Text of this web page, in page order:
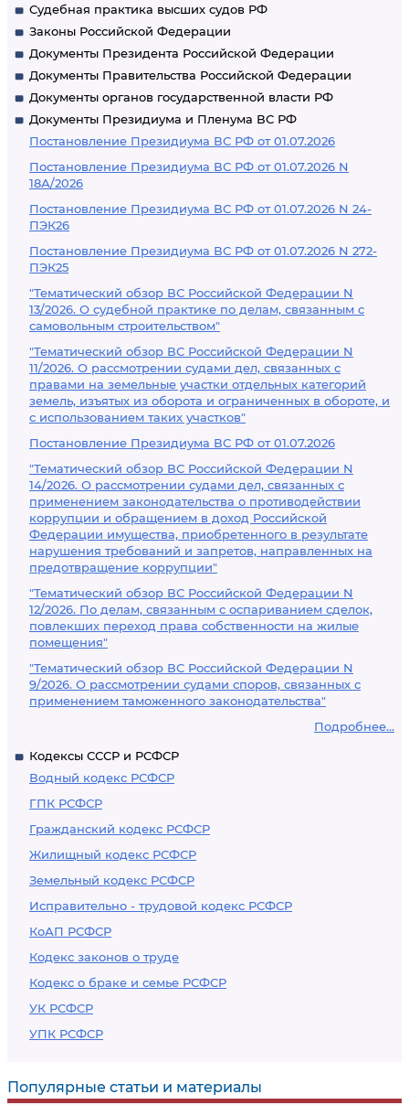
Судебная практика высших судов РФ
Законы Российской Федерации
Документы Президента Российской Федерации
Документы Правительства Российской Федерации
Документы органов государственной власти РФ
Документы Президиума и Пленума ВС РФ
Постановление Президиума ВС РФ от 01.07.2026
Постановление Президиума ВС РФ от 01.07.2026 N
18А/2026
Постановление Президиума ВС РФ от 01.07.2026 N 24-
ПЭК26
Постановление Президиума ВС РФ от 01.07.2026 N 272-
ПЭК25
"Тематический обзор ВС Российской Федерации N
13/2026. О судебной практике по делам, связанным с
самовольным строительством"
"Тематический обзор ВС Российской Федерации N
11/2026. О рассмотрении судами дел, связанных с
правами на земельные участки отдельных категорий
земель, изъятых из оборота и ограниченных в обороте, и
с использованием таких участков"
Постановление Президиума ВС РФ от 01.07.2026
"Тематический обзор ВС Российской Федерации N
14/2026. О рассмотрении судами дел, связанных с
применением законодательства о противодействии
коррупции и обращением в доход Российской
Федерации имущества, приобретенного в результате
нарушения требований и запретов, направленных на
предотвращение коррупции"
"Тематический обзор ВС Российской Федерации N
12/2026. По делам, связанным с оспариванием сделок,
повлекших переход права собственности на жилые
помещения"
"Тематический обзор ВС Российской Федерации N
9/2026. О рассмотрении судами споров, связанных с
применением таможенного законодательства"
Подробнее...
Кодексы СССР и РСФСР
Водный кодекс РСФСР
ГПК РСФСР
Гражданский кодекс РСФСР
Жилищный кодекс РСФСР
Земельный кодекс РСФСР
Исправительно - трудовой кодекс РСФСР
КоАП РСФСР
Кодекс законов о труде
Кодекс о браке и семье РСФСР
УК РСФСР
УПК РСФСР
Популярные статьи и материалы